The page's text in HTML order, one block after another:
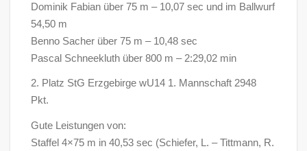
Dominik Fabian über 75 m – 10,07 sec und im Ballwurf
54,50 m
Benno Sacher über 75 m – 10,48 sec
Pascal Schneekluth über 800 m – 2:29,02 min
2. Platz StG Erzgebirge wU14 1. Mannschaft 2948
Pkt.
Gute Leistungen von:
Staffel 4×75 m in 40,53 sec (Schiefer, L. – Tittmann, R.